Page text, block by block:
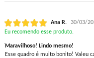
Ana R.
30/03/
Eu recomendo esse produto.
Maravilhoso! Lindo mesmo!
Esse quadro é muito bonito! Valeu